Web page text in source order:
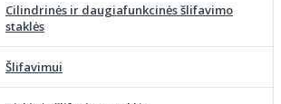
Cilindrinės ir daugiafunkcinės šlifavimo
staklės
Šlifavimui